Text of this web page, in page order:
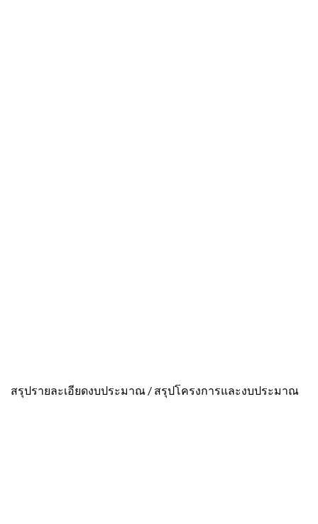
สรุปรายละเอียดงบประมาณ / สรุปโครงการและงบประมาณ